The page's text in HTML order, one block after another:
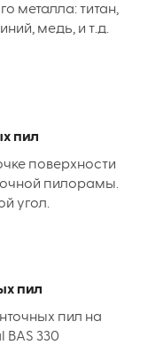
металла: титан,
медь, и т.д.
пил
поверхности
пилорамы.
угол.
пил
пил на
330